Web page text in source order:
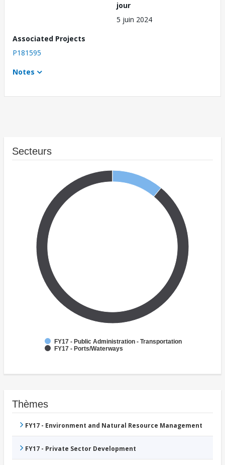
jour
5 juin 2024
Associated Projects
P181595
Notes
Secteurs
FY17 - Public Administration - Transportation
FY17 - Ports/Waterways
Thèmes
FY17 - Environment and Natural Resource Management
FY17 - Private Sector Development